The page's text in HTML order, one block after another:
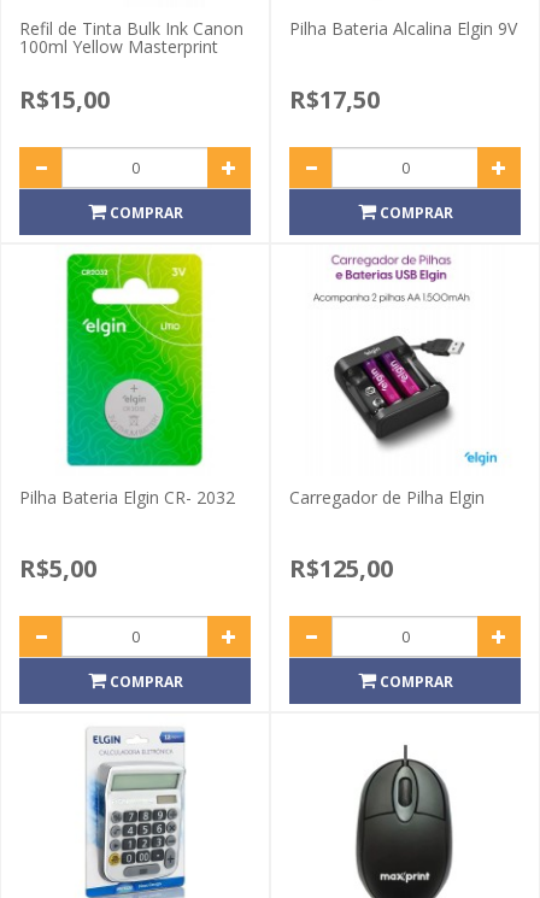
Refil de Tinta Bulk Ink Canon
100ml Yellow Masterprint
R$15,00
COMPRAR
Pilha Bateria Alcalina Elgin 9V
R$17,50
COMPRAR
Pilha Bateria Elgin CR- 2032
R$5,00
COMPRAR
Carregador de Pilha Elgin
R$125,00
COMPRAR